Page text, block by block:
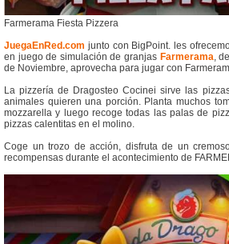
Farmerama Fiesta Pizzera
JuegaEnRed.com junto con BigPoint. les
en juego de simulación de granjas Farmerama,
de Noviembre, aprovecha para jugar con
La pizzería de Dragosteo Cocinei sirve las
animales quieren una porción. Planta muchos
mozzarella y luego recoge todas las palas de
pizzas calentitas en el molino.
Coge un trozo de acción, disfruta de un
recompensas durante el acontecimiento de